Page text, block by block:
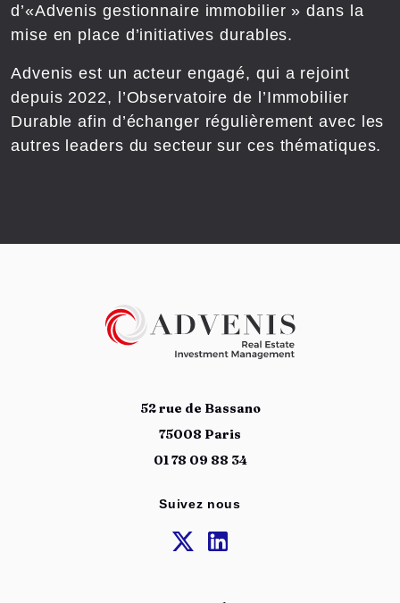
d’«Advenis gestionnaire immobilier » dans la
mise en place d’initiatives durables.
Advenis est un acteur engagé, qui a rejoint
depuis 2022, l’Observatoire de l’Immobilier
Durable afin d’échanger régulièrement avec les
autres leaders du secteur sur ces thématiques.
52 rue de Bassano
75008 Paris
01 78 09 88 34
Suivez nous